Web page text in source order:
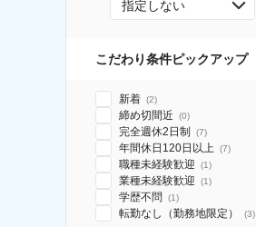
指定しない
こだわり条件ピックアップ
新着 (2)
締め切間近 (0)
完全週休2日制 (7)
年間休日120日以上 (7)
職種未経験歓迎 (1)
業種未経験歓迎 (1)
学歴不問 (1)
転勤なし（勤務地限定） (3)